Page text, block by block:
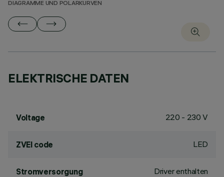
DIAGRAMME UND POLARKURVEN
ELEKTRISCHE DATEN
Voltage 220 - 230 V
ZVEI code LED
Stromversorgung Driver enthalten